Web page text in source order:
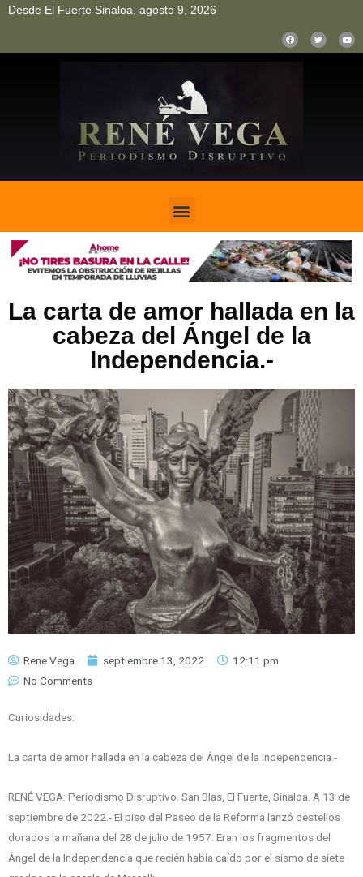
Desde El Fuerte Sinaloa, agosto 9, 2026
La carta de amor hallada en la
cabeza del Ángel de la
Independencia.-
Rene Vega septiembre 13, 2022
12:11 pm
No Comments
Curiosidades:
La carta de amor hallada en la cabeza del Ángel de la Independencia.-
RENÉ VEGA: Periodismo Disruptivo. San Blas, El Fuerte, Sinaloa. A 13 de
septiembre de 2022.- El piso del Paseo de la Reforma lanzó destellos
dorados la mañana del 28 de julio de 1957. Eran los fragmentos del
Ángel de la Independencia que recién había caído por el sismo de siete